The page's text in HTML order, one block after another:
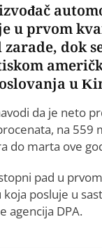
u prvom
dok
u
da je neto
na 559
do marta ove
pad u
posluje u
agencija DPA.